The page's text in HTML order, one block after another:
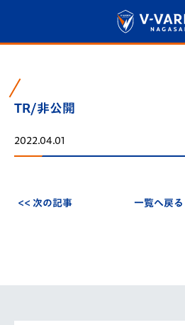
TR/非公開
2022.04.01
<< 次の記事 一覧へ戻る